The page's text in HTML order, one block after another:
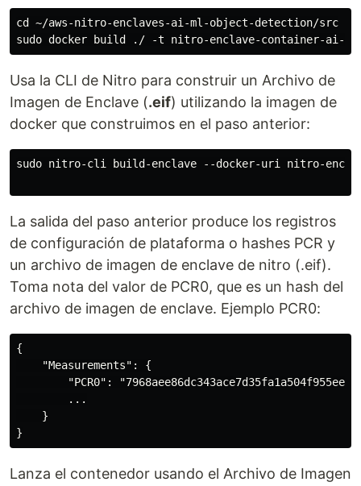
cd ~/aws-nitro-enclaves-ai-ml-object-detection/src
Usa la CLI de Nitro para construir un Archivo de
Imagen de Enclave (.eif) utilizando la imagen de
docker que construimos en el paso anterior:
sudo nitro-cli build-enclave --docker-uri nitro-
La salida del paso anterior produce los registros
de configuración de plataforma o hashes PCR y
un archivo de imagen de enclave de nitro (.eif).
Toma nota del valor de PCR0, que es un hash del
archivo de imagen de enclave. Ejemplo PCR0:
{
    "Measurements": {
"PCR0":
        ...
    }
Lanza el contenedor usando el Archivo de Imagen